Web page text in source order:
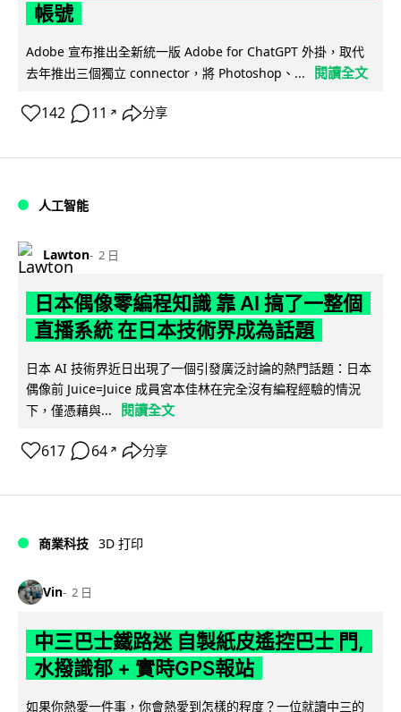
帳號
Adobe 宣布推出全新統一版 Adobe for ChatGPT 外掛，取代
去年推出三個獨立 connector，將 Photoshop、...
閱讀全文
142 11 ↗ 分享
人工智能
Lawton 2 日
日本偶像零編程知識 靠 AI 搞了一整個
直播系統 在日本技術界成為話題
日本 AI 技術界近日出現了一個引發廣泛討論的熱門話題：日本
偶像前 Juice=Juice 成員宮本佳林在完全沒有編程經驗的情況
下，僅憑藉與...
閱讀全文
617 64 ↗ 分享
商業科技 3D 打印
Vin 2 日
中三巴士鐵路迷 自製紙皮遙控巴士 門,
水撥識郁 + 實時GPS報站
如果你熱愛一件事，你會熱愛到怎樣的程度？一位就讀中三的